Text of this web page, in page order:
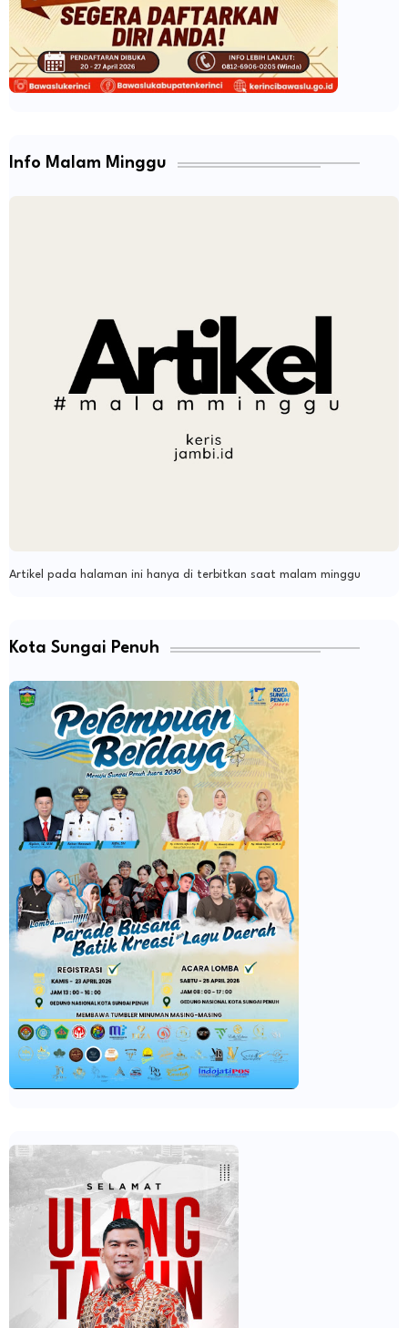
Info Malam Minggu
Artikel pada halaman ini hanya di terbitkan saat malam minggu
Kota Sungai Penuh